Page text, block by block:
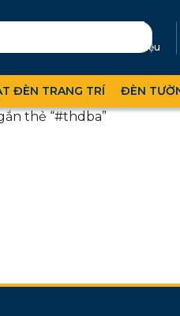
Giới thiệu
ĐÈN TRANG TRÍ ĐÈN
thẻ “#thdba”